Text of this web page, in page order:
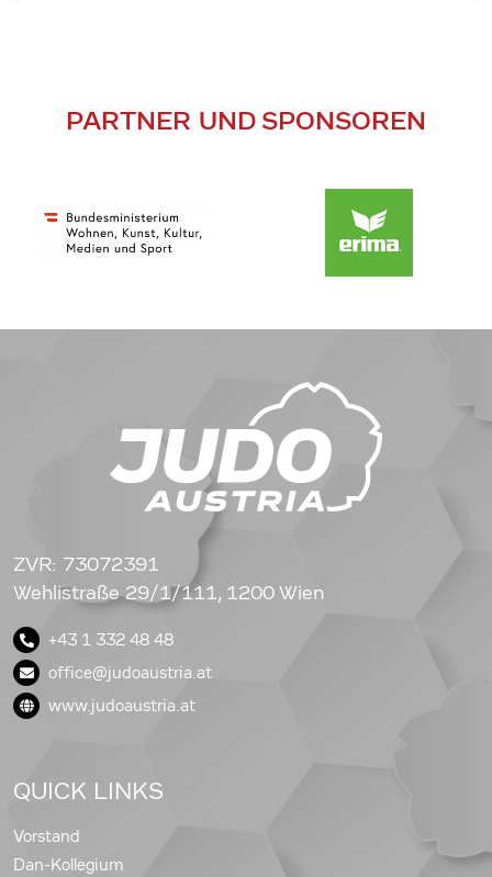
PARTNER UND SPONSOREN
ZVR: 73072391
Wehlistraße 29/1/111, 1200 Wien
+43 1 332 48 48
office@judoaustria.at
www.judoaustria.at
QUICK LINKS
Vorstand
Dan-Kollegium